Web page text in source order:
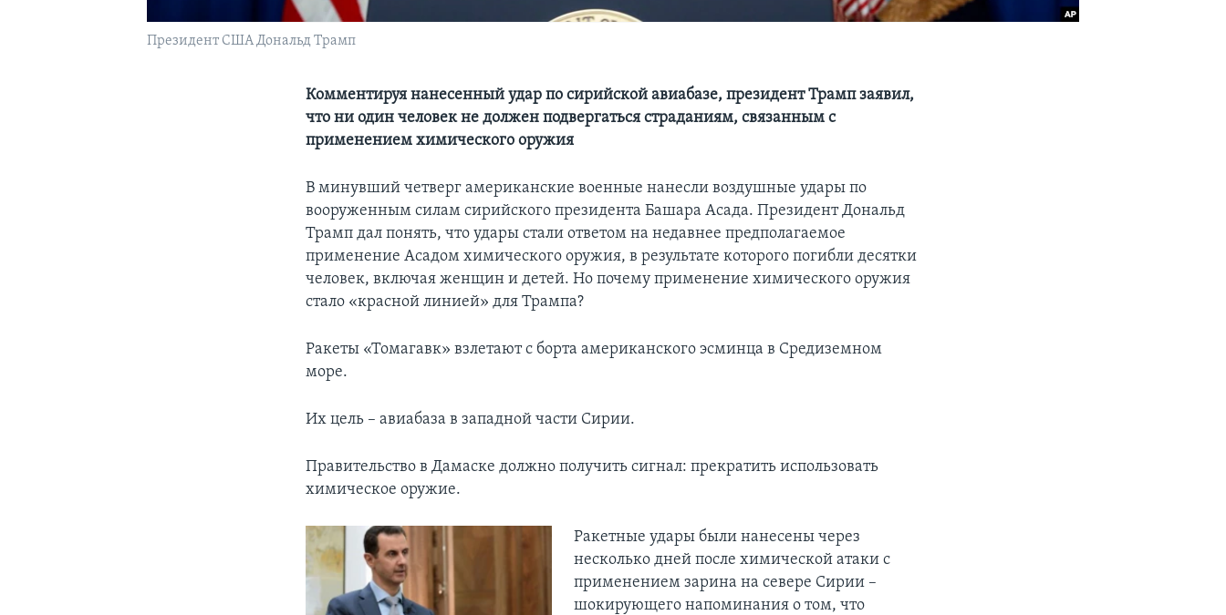
Президент США Дональд Трамп
Комментируя нанесенный удар по сирийской авиабазе, президент Трамп заявил,
что ни один человек не должен подвергаться страданиям, связанным с
применением химического оружия
В минувший четверг американские военные нанесли воздушные удары по
вооруженным силам сирийского президента Башара Асада. Президент Дональд
Трамп дал понять, что удары стали ответом на недавнее предполагаемое
применение Асадом химического оружия, в результате которого погибли десятки
человек, включая женщин и детей. Но почему применение химического оружия
стало «красной линией» для Трампа?
Ракеты «Томагавк» взлетают с борта американского эсминца в Средиземном
море.
Их цель – авиабаза в западной части Сирии.
Правительство в Дамаске должно получить сигнал: прекратить использовать
химическое оружие.
Ракетные удары были нанесены через
несколько дней после химической атаки с
применением зарина на севере Сирии –
шокирующего напоминания о том, что